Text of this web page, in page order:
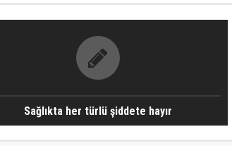
Sağlıkta her türlü şiddete hayır